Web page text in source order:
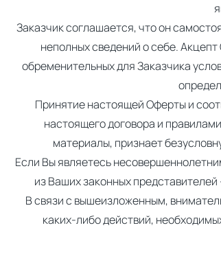
Заказчик соглашается, что он
неполных сведений о себе.
обременительных для Заказчика
Принятие настоящей Оферты и
настоящего договора и
материалы, признает
Если Вы являетесь
из Ваших законных
В связи с вышеизложенным,
каких-либо действий,